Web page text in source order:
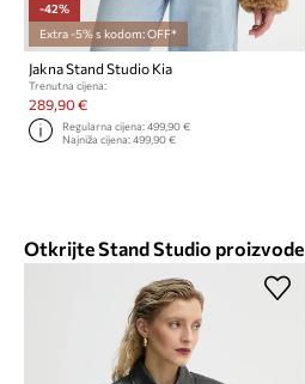
-42%
Extra -5% s kodom: OFF*
Jakna Stand Studio Kia
Trenutna cijena:
289,90 €
Regularna cijena:499,90 €
Najniža cijena:499,90 €
Otkrijte Stand Studio proizvode